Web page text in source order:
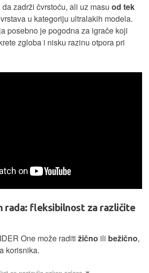
zadrži čvrstoću, ali uz masu od tek
u kategoriju ultralakih modela.
posebno je pogodna za igrače koji
zgloba i nisku razinu otpora pri
rada: fleksibilnost za različite
One može raditi žično ili bežično,
korisnika.